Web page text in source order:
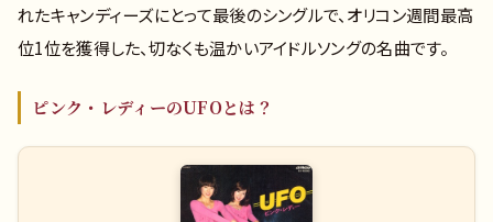
れたキャンディーズにとって最後のシングルで、オリコン週間最高
位1位を獲得した、切なくも温かいアイドルソングの名曲です。
ピンク・レディーのUFOとは？